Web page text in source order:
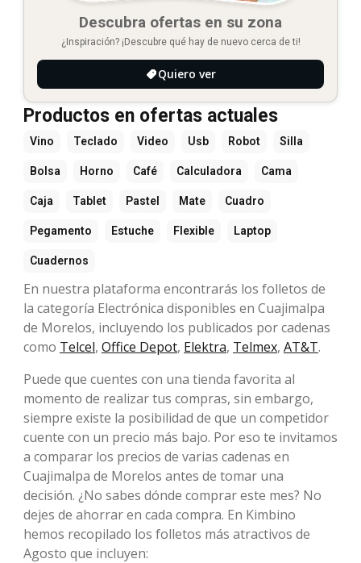
Descubra ofertas en su zona
¿Inspiración? ¡Descubre qué hay de nuevo cerca de ti!
Quiero ver
Productos en ofertas actuales
Vino Teclado Video Usb Robot Silla
Bolsa Horno Café Calculadora Cama
Caja Tablet Pastel Mate Cuadro
Pegamento Estuche Flexible Laptop
Cuadernos
En nuestra plataforma encontrarás los folletos de
la categoría Electrónica disponibles en Cuajimalpa
de Morelos, incluyendo los publicados por cadenas
como Telcel, Office Depot, Elektra, Telmex, AT&T.
Puede que cuentes con una tienda favorita al
momento de realizar tus compras, sin embargo,
siempre existe la posibilidad de que un competidor
cuente con un precio más bajo. Por eso te invitamos
a comparar los precios de varias cadenas en
Cuajimalpa de Morelos antes de tomar una
decisión. ¿No sabes dónde comprar este mes? No
dejes de ahorrar en cada compra. En Kimbino
hemos recopilado los folletos más atractivos de
Agosto que incluyen: